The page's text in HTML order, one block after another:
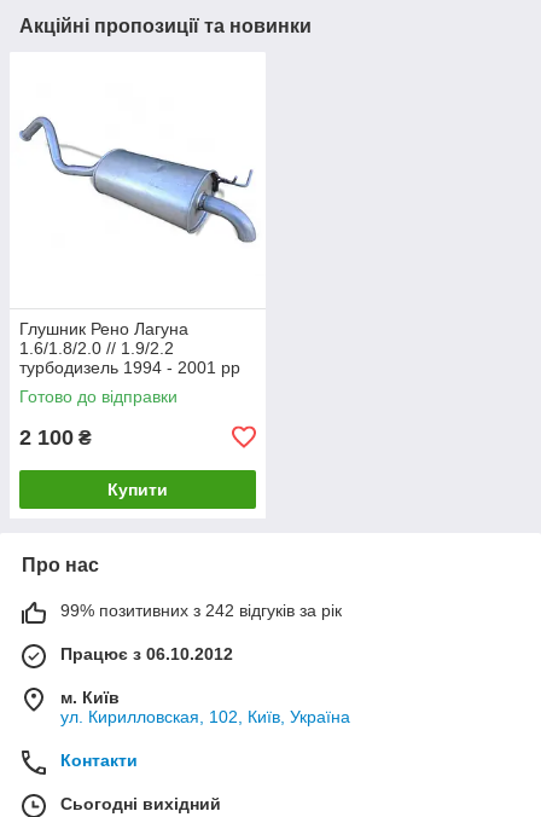
Акційні пропозиції та новинки
Глушник Рено Лагуна
1.6/1.8/2.0 // 1.9/2.2
турбодизель 1994 - 2001 рр
Босал
Готово до відправки
2 100 ₴
Купити
Про нас
99% позитивних з 242 відгуків за рік
Працює з 06.10.2012
м. Київ
ул. Кирилловская, 102, Київ, Україна
Контакти
Сьогодні вихідний